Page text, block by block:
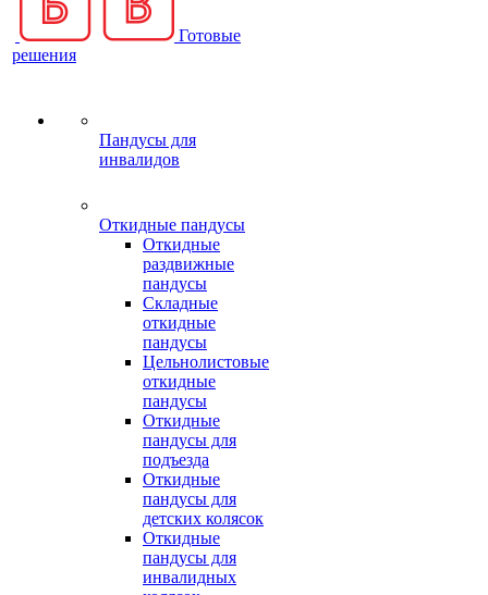
Готовые
решения
Пандусы для
инвалидов
Откидные пандусы
Откидные
раздвижные
пандусы
Складные
откидные
пандусы
Цельнолистовые
откидные
пандусы
Откидные
пандусы для
подъезда
Откидные
пандусы для
детских колясок
Откидные
пандусы для
инвалидных